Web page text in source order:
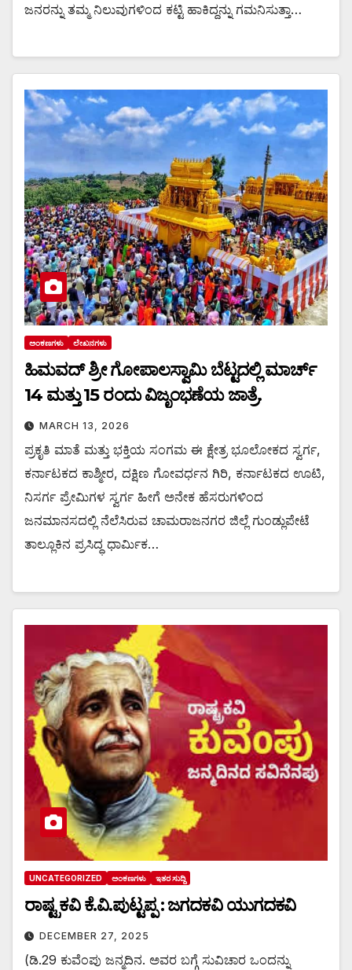
ಜನರನ್ನು ತಮ್ಮ ನಿಲುವುಗಳಿಂದ ಕಟ್ಟಿ ಹಾಕಿದ್ದನ್ನು ಗಮನಿಸುತ್ತಾ…
ಅಂಕಣಗಳು ಲೇಖನಗಳು
ಹಿಮವದ್ ಶ್ರೀ ಗೋಪಾಲಸ್ವಾಮಿ ಬೆಟ್ಟದಲ್ಲಿ ಮಾರ್ಚ್
14 ಮತ್ತು 15 ರಂದು ವಿಜೃಂಭಣೆಯ ಜಾತ್ರೆ.
MARCH 13, 2026
ಪ್ರಕೃತಿ ಮಾತೆ ಮತ್ತು ಭಕ್ತಿಯ ಸಂಗಮ ಈ ಕ್ಷೇತ್ರ ಭೂಲೋಕದ ಸ್ವರ್ಗ,
ಕರ್ನಾಟಕದ ಕಾಶ್ಮೀರ, ದಕ್ಷಿಣ ಗೋವರ್ಧನ ಗಿರಿ, ಕರ್ನಾಟಕದ ಊಟಿ,
ನಿಸರ್ಗ ಪ್ರೇಮಿಗಳ ಸ್ವರ್ಗ ಹೀಗೆ ಅನೇಕ ಹೆಸರುಗಳಿಂದ
ಜನಮಾನಸದಲ್ಲಿ ನೆಲೆಸಿರುವ ಚಾಮರಾಜನಗರ ಜಿಲ್ಲೆ ಗುಂಡ್ಲುಪೇಟೆ
ತಾಲ್ಲೂಕಿನ ಪ್ರಸಿದ್ಧ ಧಾರ್ಮಿಕ…
UNCATEGORIZED ಅಂಕಣಗಳು ಇತರ ಸುದ್ದಿ
ರಾಷ್ಟ್ರಕವಿ ಕೆ.ವಿ.ಪುಟ್ಟಪ್ಪ : ಜಗದಕವಿ ಯುಗದಕವಿ
DECEMBER 27, 2025
(ಡಿ.29 ಕುವೆಂಪು ಜನ್ಮದಿನ. ಅವರ ಬಗ್ಗೆ ಸುವಿಚಾರ ಒಂದನ್ನು